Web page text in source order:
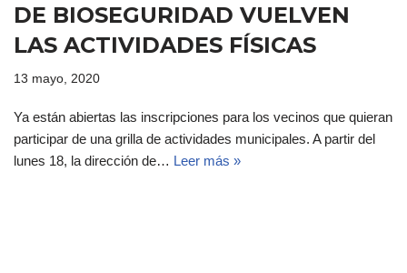
DE BIOSEGURIDAD VUELVEN
LAS ACTIVIDADES FÍSICAS
13 mayo, 2020
Ya están abiertas las inscripciones para los vecinos que quieran
participar de una grilla de actividades municipales. A partir del
lunes 18, la dirección de… Leer más »